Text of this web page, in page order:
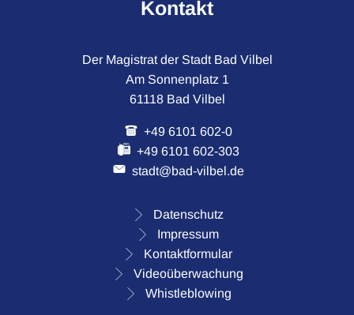
Kontakt
Der Magistrat der Stadt Bad Vilbel
Am Sonnenplatz 1
61118 Bad Vilbel
+49 6101 602-0
+49 6101 602-303
stadt@bad-vilbel.de
Datenschutz
Impressum
Kontaktformular
Videoüberwachung
Whistleblowing